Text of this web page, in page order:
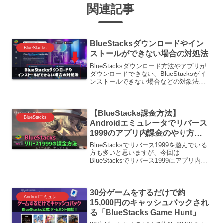
関連記事
BlueStacks
BlueStacksダウンロードやイン
ストールができない場合の対処法
BlueStacksダウンロード方法やアプリが
ダウンロードできない、BlueStacksがイ
ンストールできない場合などの対象法に
BlueStacks
【BlueStacks課金方法】
Androidエミュレータでリバース
1999のアプリ内課金のやり方
（ブルスタ編）
BlueStacksでリバース1999を遊んでいる
方も多いと思いますが、今回は
BlueStacksでリバース1999にアプリ内課
30分ゲームをするだけで約
15,000円のキャッシュバックされ
る「BlueStacks Game Hunt」